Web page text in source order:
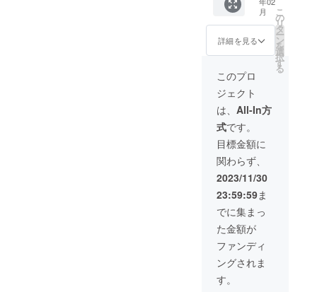
び会場
は後日
て発
表・お
届いた
写真集
を持っ
てきて
きお名
前を追
加記入
いたし
ます。※
ご参加
は任意
で
す。）
ver.写真
集） ・
デジタ
ル写真
外ver.写
真集・
冬ver.写
真集）
・サイ
ン入り
チェキ2
枚(海外
ver.と冬
ver.それ
ぞれ1
枚) ・オ
フ
ショッ
トムー
ビー(冬
ver.編)
・オフ
ショッ
月
詳細を見る
こ
の
リ
タ
ー
ン
を
選
択
す
る
このプロ
ジェクト
は、 All-In方
式です。
目標金額に
関わらず、
2023/11/30
23:59:59ま
でに集まっ
た金額が
ファンディ
ングされま
す。